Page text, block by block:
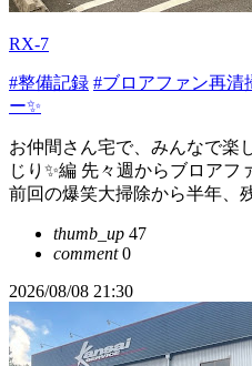
RX-7
#整備記録 #ブロアファン再清
ー✨
お仲間さん宅で、みんなで楽
じり✨編 先々週からブロア
前回の爆笑大掃除から半年、
thumb_up 47
comment0
2026/08/08 21:30